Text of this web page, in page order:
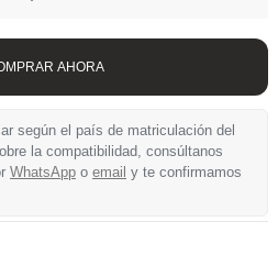
AHORA
según el país de matriculación del
la compatibilidad, consúltanos
WhatsApp o email y te confirmamos